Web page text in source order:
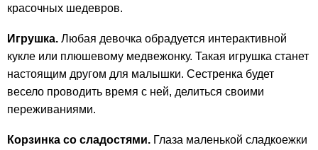
красочных шедевров.
Игрушка. Любая девочка обрадуется интерактивной
кукле или плюшевому медвежонку. Такая игрушка станет
настоящим другом для малышки. Сестренка будет
весело проводить время с ней, делиться своими
переживаниями.
Корзинка со сладостями. Глаза маленькой сладкоежки